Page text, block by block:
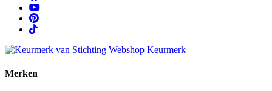
Merken